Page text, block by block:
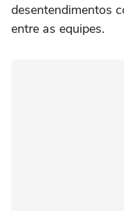
desentendimentos
entre as equipes.